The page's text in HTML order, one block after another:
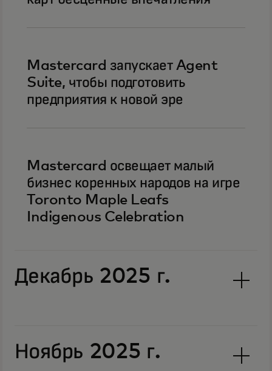
Mastercard запускает Agent
Suite, чтобы подготовить
предприятия к новой эре
Mastercard освещает малый
бизнес коренных народов на игре
Toronto Maple Leafs
Indigenous Celebration
Декабрь 2025 г.
Ноябрь 2025 г.